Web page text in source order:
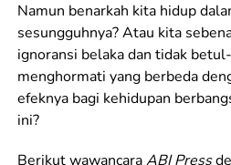
Namun benarkah kita hidup
sesungguhnya? Atau kita
ignoransi belaka dan tidak
menghormati yang berbeda
efeknya bagi kehidupan
ini?
Berikut wawancaraABI Press